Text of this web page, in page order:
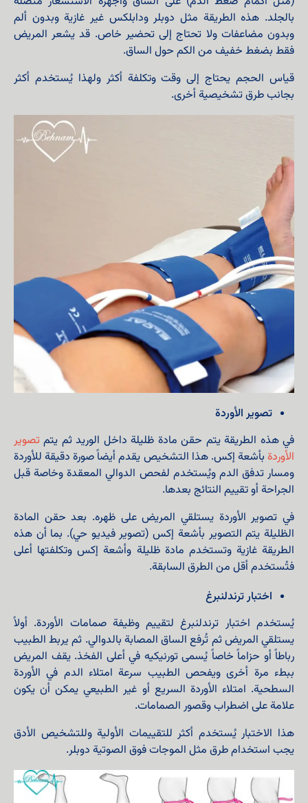
بالجلد. هذه الطريقة مثل دوبلر ودابلكس غير غازية وبدون ألم
وبدون مضاعفات ولا تحتاج إلى تحضير خاص. قد يشعر المريض
فقط بضغط خفيف من الكم حول الساق.
قياس الحجم يحتاج إلى وقت وتكلفة أكثر ولهذا يُستخدم أكثر
بجانب طرق تشخيصية أخرى.
تصوير الأوردة
في هذه الطريقة يتم حقن مادة ظليلة داخل الوريد ثم يتم تصوير
الأوردة بأشعة إكس. هذا التشخيص يقدم أيضاً صورة دقيقة للأوردة
ومسار تدفق الدم ويُستخدم لفحص الدوالي المعقدة وخاصة قبل
الجراحة أو تقييم النتائج بعدها.
في تصوير الأوردة يستلقي المريض على ظهره. بعد حقن المادة
الظليلة يتم التصوير بأشعة إكس (تصوير فيديو حي). بما أن هذه
الطريقة غازية وتستخدم مادة ظليلة وأشعة إكس وتكلفتها أعلى
فتُستخدم أقل من الطرق السابقة.
اختبار ترندلنبرغ
يُستخدم اختبار ترندلنبرغ لتقييم وظيفة صمامات الأوردة. أولاً
يستلقي المريض ثم تُرفع الساق المصابة بالدوالي. ثم يربط الطبيب
رباطاً أو حزاماً خاصاً يُسمى تورنيكيه في أعلى الفخذ. يقف المريض
ببطء مرة أخرى ويفحص الطبيب سرعة امتلاء الدم في الأوردة
السطحية. امتلاء الأوردة السريع أو غير الطبيعي يمكن أن يكون
علامة على اضطراب وقصور الصمامات.
هذا الاختبار يُستخدم أكثر للتقييمات الأولية وللتشخيص الأدق
يجب استخدام طرق مثل الموجات فوق الصوتية دوبلر.